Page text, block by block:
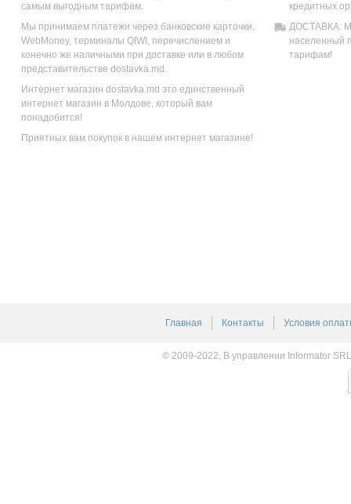
самым выгодным тарифам.
Мы принимаем платежи через банковские карточки,
WebMoney, терминалы QIWI, перечислением и
конечно же наличными при доставке или в любом
представительстве dostavka.md.
Интернет магазин dostavka.md это единственный
интернет магазин в Молдове, который вам
понадобится!
Приятных вам покупок в нашем интернет магазине!
кредитных
ДОСТАВКА:
населенный
тарифам!
Главная Контакты Условия
© 2009-2022, В управлении Informator SRL